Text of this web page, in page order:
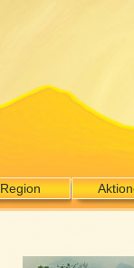
Region